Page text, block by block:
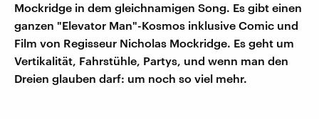
Mockridge in dem gleichnamigen Song. Es gibt einen
ganzen "Elevator Man"-Kosmos inklusive Comic und
Film von Regisseur Nicholas Mockridge. Es geht um
Vertikalität, Fahrstühle, Partys, und wenn man den
Dreien glauben darf: um noch so viel mehr.